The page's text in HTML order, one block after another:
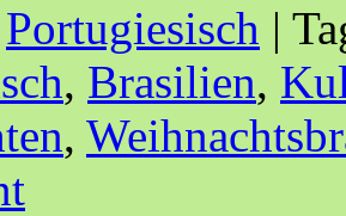
Portugiesisch |
, Brasilien,
,